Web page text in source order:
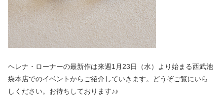
ヘレナ・ローナーの最新作は来週1月23日（水）より始まる西武池
袋本店でのイベントからご紹介していきます。どうぞご覧にいら
しください。お待ちしております♪♪